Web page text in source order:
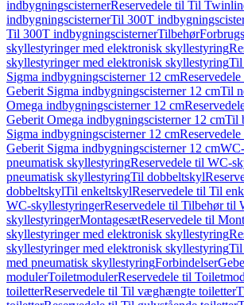
indbygningscisternerReservedele til Til
indbygningscisternerTil 300T
Til 300T indbygningscisternerTilbehør
skyllestyringer med elektronisk skyllestyring
skyllestyringer med elektronisk skyllestyringTil
Sigma indbygningscisterner 12 cm
Geberit Sigma indbygningscisterner 12 cmTil
Omega indbygningscisterner 12 cm
Geberit Omega indbygningscisterner 12 cmTil
Sigma indbygningscisterner 12 cm
Geberit Sigma indbygningscisterner 12 cm
pneumatisk skyllestyringReservedele til WC-
pneumatisk skyllestyringTil dobbeltskyl
dobbeltskylTil enkeltskylReservedele til Til
WC-skyllestyringerReservedele til Tilbehør til
skyllestyringerMontagesætReservedele til
skyllestyringer med elektronisk skyllestyring
skyllestyringer med elektronisk skyllestyringTil
med pneumatisk skyllestyringForbindelser
modulerToiletmodulerReservedele til
toiletterReservedele til Til væghængte toiletter